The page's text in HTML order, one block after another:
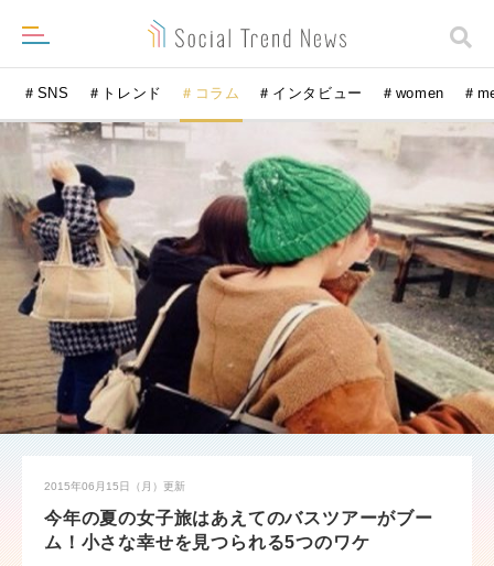
＃SNS ＃トレンド ＃コラム ＃インタビュー ＃women ＃
2015年06月15日（月） 更新
今年の夏の女子旅はあえてのバスツアーがブー
ム！小さな幸せを見つられる5つのワケ